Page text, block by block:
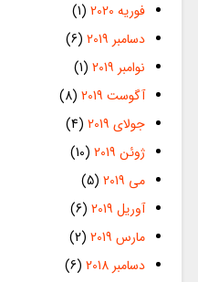
فوریه 2020
(1)
دسامبر 2019
(6)
نوامبر 2019
(1)
آگوست 2019
(8)
جولای 2019
(4)
ژوئن 2019
(10)
می 2019
(5)
آوریل 2019
(6)
مارس 2019
(2)
دسامبر 2018
(6)